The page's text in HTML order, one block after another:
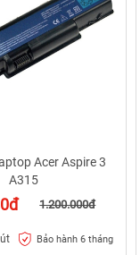
Acer Aspire 3
A315
1.200.000đ
Bảo hành 6 tháng